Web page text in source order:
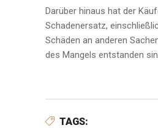
Darüber hinaus hat der
Schadenersatz,
Schäden an anderen
des Mangels entstanden
TAGS: